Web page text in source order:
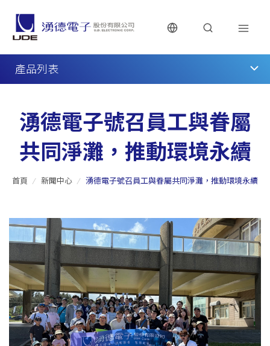
產品列表
湧德電子號召員工與眷屬
共同淨灘，推動環境永續
首頁 / 新聞中心 / 湧德電子號召員工與眷屬共同淨灘，推動環境永續